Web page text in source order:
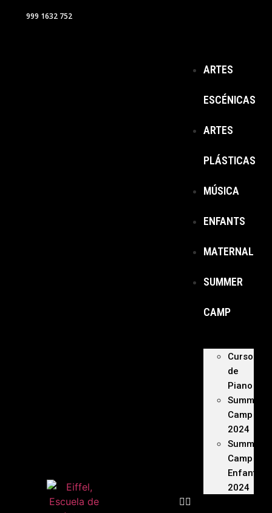
999 1632 752
ARTES
ESCÉNICAS
ARTES
PLÁSTICAS
MÚSICA
ENFANTS
MATERNAL
SUMMER
CAMP
Curso
de
Piano
Summer
Camp
2024
Summer
Camp
Enfants
2024